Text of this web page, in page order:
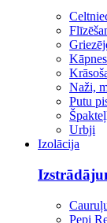
Kāpnes
Naži,
Putu
Urbji
Izolācija
Pepi